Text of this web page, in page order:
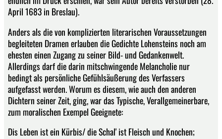
April 1683 in Breslau).
Anders als die von komplizierten literarischen Voraussetzungen
begleiteten Dramen erlauben die Gedichte Lohensteins noch am
ehesten einen Zugang zu seiner Bild- und Gedankenwelt.
Allerdings darf die darin mitschwingende Melancholie nur
bedingt als persönliche Gefühlsäußerung des Verfassers
aufgefasst werden. Worum es diesem, wie auch den anderen
Dichtern seiner Zeit, ging, war das Typische, Verallgemeinerbare,
zum moralischen Exempel Geeignete:
Dis Leben ist ein Kürbis/ die Schal' ist Fleisch und Knochen;